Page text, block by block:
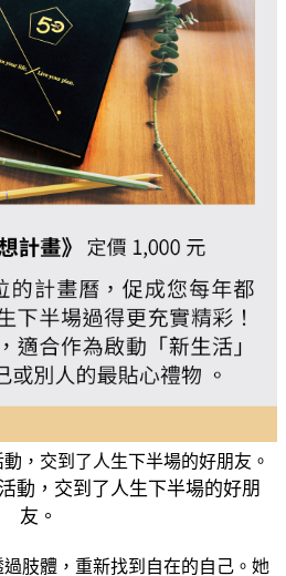
動，交到了人生下半場的好朋
友。